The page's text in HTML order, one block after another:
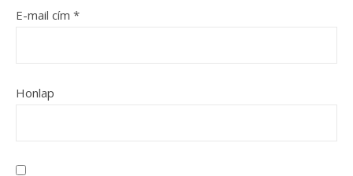
E-mail cím *
Honlap